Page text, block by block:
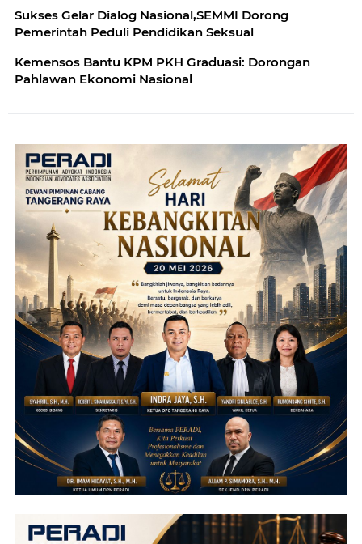
Sukses Gelar Dialog Nasional,SEMMI Dorong
Pemerintah Peduli Pendidikan Seksual
Kemensos Bantu KPM PKH Graduasi: Dorongan
Pahlawan Ekonomi Nasional